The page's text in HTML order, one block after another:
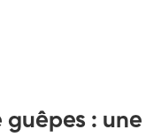
guêpes : une